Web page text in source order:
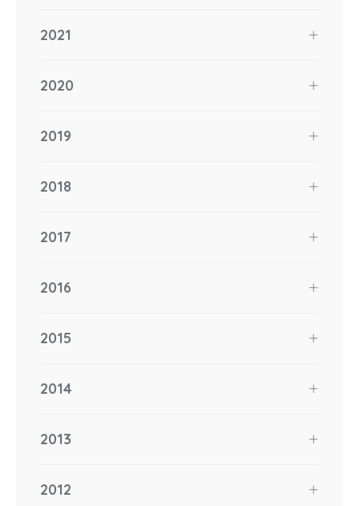
2021
2020
2019
2018
2017
2016
2015
2014
2013
2012